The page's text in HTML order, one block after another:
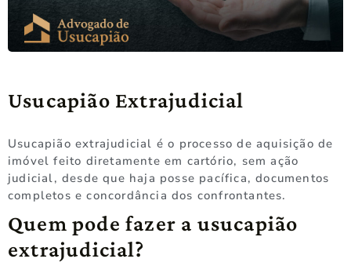
Usucapião Extrajudicial
Usucapião extrajudicial é o processo de aquisição de
imóvel feito diretamente em cartório, sem ação
judicial, desde que haja posse pacífica, documentos
completos e concordância dos confrontantes.
Quem pode fazer a usucapião
extrajudicial?